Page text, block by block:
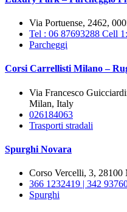
Via Portuense, 2462,
Tel : 06 87693288 Cell
Parcheggi
Corsi Carrellisti Milano –
Via Francesco
Milan, Italy
026184063
Trasporti stradali
Spurghi Novara
Corso Vercelli, 3, 28100
366 1232419 | 342
Spurghi